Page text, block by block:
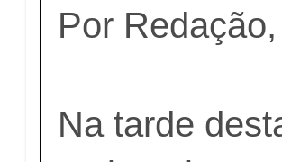
Por
Na tarde